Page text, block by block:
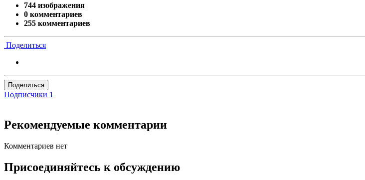
744 изображения
0 комментариев
255 комментариев
Поделиться
Поделиться
Подписчики 1
Рекомендуемые комментарии
Комментариев нет
Присоединяйтесь к обсуждению